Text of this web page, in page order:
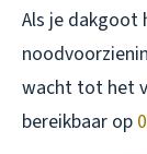
Als je dakgoot
wacht tot het
bereikbaar op